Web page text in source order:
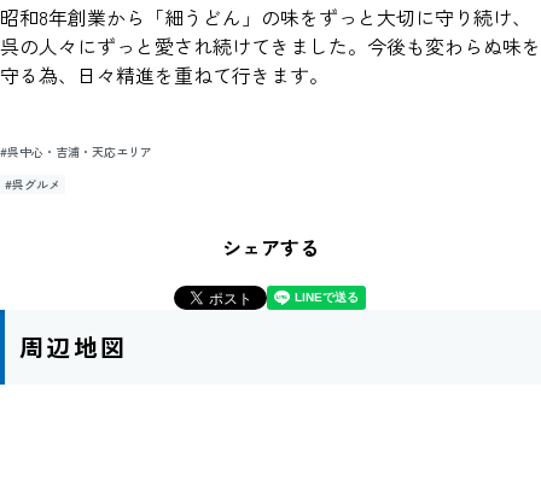
昭和8年創業から「細うどん」の味をずっと大切に守り続け、
呉の人々にずっと愛され続けてきました。今後も変わらぬ味を
守る為、日々精進を重ねて行きます。
#呉中心・吉浦・天応エリア
#呉グルメ
シェアする
周辺地図